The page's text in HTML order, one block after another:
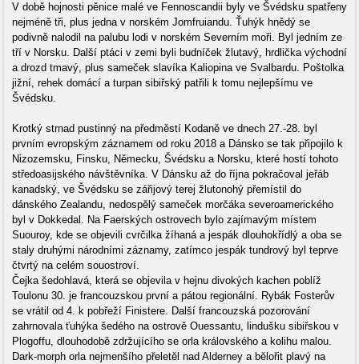
V době hojnosti pěnice malé ve Fennoscandii byly ve Švédsku spatřeny
nejméně tři, plus jedna v norském Jomfruiandu. Ťuhýk hnědý se
podivně nalodil na palubu lodi v norském Severním moři. Byl jedním ze
tří v Norsku. Další ptáci v zemi byli budníček žlutavý, hrdlička východní
a drozd tmavý, plus sameček slavíka Kaliopina ve Svalbardu. Poštolka
jižní, rehek domácí a turpan sibiřský patřili k tomu nejlepšímu ve
Švédsku.
Krotký strnad pustinný na předměstí Kodaně ve dnech 27.-28. byl
prvním evropským záznamem od roku 2018 a Dánsko se tak připojilo k
Nizozemsku, Finsku, Německu, Švédsku a Norsku, které hostí tohoto
středoasijského návštěvníka. V Dánsku až do října pokračoval jeřáb
kanadský, ve Švédsku se zářijový terej žlutonohý přemístil do
dánského Zealandu, nedospělý sameček morčáka severoamerického
byl v Dokkedal. Na Faerských ostrovech bylo zajímavým místem
Suouroy, kde se objevili cvrčilka žíhaná a jespák dlouhokřídlý a oba se
staly druhými národními záznamy, zatímco jespák tundrový byl teprve
čtvrtý na celém souostroví.
Čejka šedohlavá, která se objevila v hejnu divokých kachen poblíž
Toulonu 30. je francouzskou první a pátou regionální. Rybák Fosterův
se vrátil od 4. k pobřeží Finistere. Další francouzská pozorování
zahrnovala ťuhýka šedého na ostrově Ouessantu, lindušku sibiřskou v
Plogoffu, dlouhodobě zdržujícího se orla královského a kolihu malou.
Dark-morph orla nejmenšího přeletěl nad Alderney a bělořit plavý na